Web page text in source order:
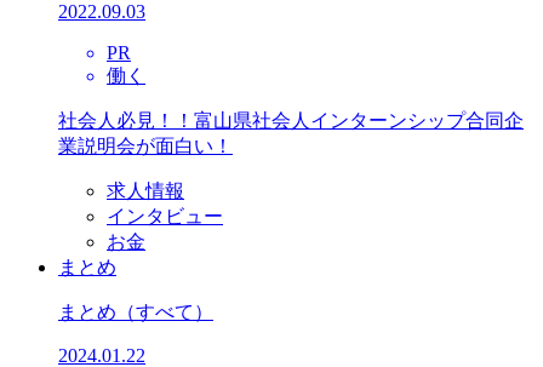
2022.09.03
PR
働く
社会人必見！！富山県社会人インターンシップ合同企
業説明会が面白い！
求人情報
インタビュー
お金
まとめ
まとめ （すべて）
2024.01.22